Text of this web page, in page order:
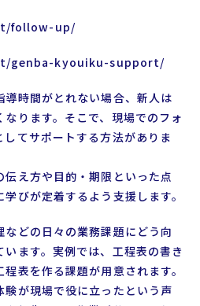
follow-up/
genba-kyouiku-support/
時間がとれない場合、新人は
ります。そこで、現場でのフォ
てサポートする方法がありま
え方や目的・期限といった点
びが定着するよう支援します。
などの日々の業務課題にどう向
ます。実例では、工程表の書き
表を作る課題が用意されます。
が現場で役に立ったという声